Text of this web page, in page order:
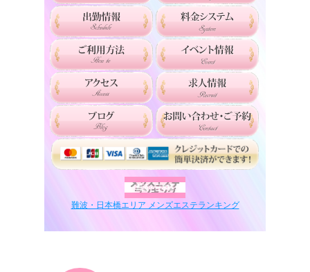
難波・日本橋エリア メンズエステランキング